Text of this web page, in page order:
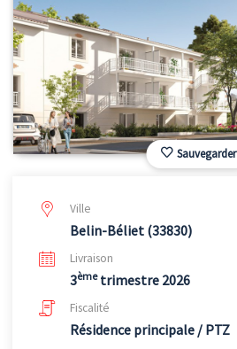
Sauvegarder
Ville
Belin-Béliet (33830)
Livraison
3èmetrimestre 2026
Fiscalité
Résidence principale / PTZ